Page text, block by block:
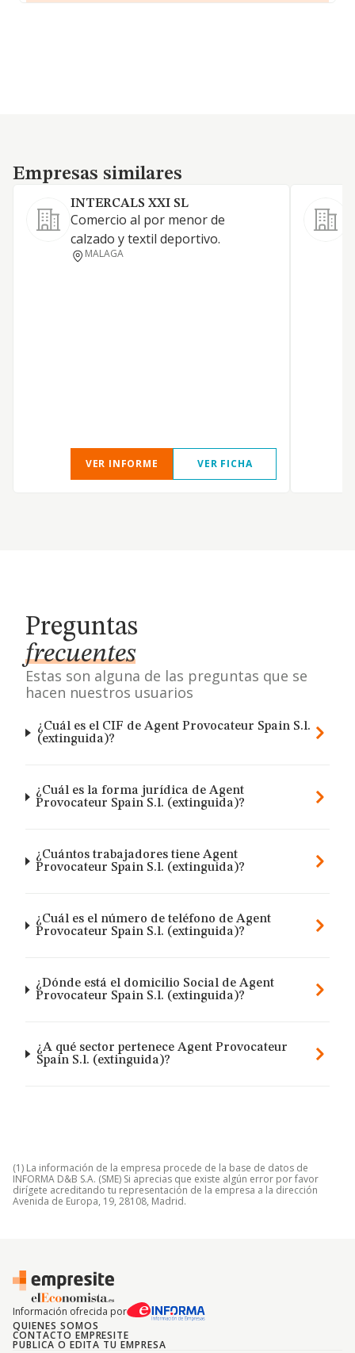
Empresas similares
Empresas similares
INTERCALS XXI SL
Comercio al por menor de
calzado y textil deportivo.
MALAGA
VER INFORME VER FICHA
Preguntas
frecuentes
Estas son alguna de las preguntas que se
hacen nuestros usuarios
¿Cuál es el CIF de Agent Provocateur Spain S.l.
(extinguida)?
¿Cuál es la forma jurídica de Agent
Provocateur Spain S.l. (extinguida)?
¿Cuántos trabajadores tiene Agent
Provocateur Spain S.l. (extinguida)?
¿Cuál es el número de teléfono de Agent
Provocateur Spain S.l. (extinguida)?
¿Dónde está el domicilio Social de Agent
Provocateur Spain S.l. (extinguida)?
¿A qué sector pertenece Agent Provocateur
Spain S.l. (extinguida)?
(1) La información de la empresa procede de la base de datos de
INFORMA D&B S.A. (SME) Si aprecias que existe algún error por favor
dirígete acreditando tu representación de la empresa a la dirección
Avenida de Europa, 19, 28108, Madrid.
Información ofrecida por
QUIENES SOMOS
CONTACTO EMPRESITE
PUBLICA O EDITA TU EMPRESA